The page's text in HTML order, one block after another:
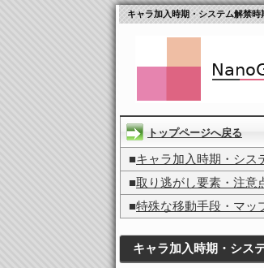
キャラ加入時期・システム解禁
トップページへ戻る
■キャラ加入時期・シス
■取り逃がし要素・注意
■特殊な移動手段・マッ
キャラ加入時期・シス